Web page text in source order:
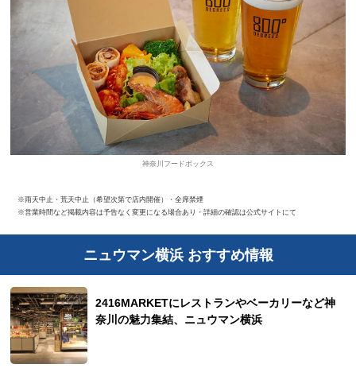
神奈川フードボックス
※雨天中止・荒天中止（希望次第で店内開催）・全席禁煙
※営業時間など掲載内容は予告なく変更になる場合あり・詳細の確認は公式サイトにて
ニュウマン横浜 おすすめ情報
2416MARKETにレストランやベーカリーなど神
奈川の魅力集結、ニュウマン横浜